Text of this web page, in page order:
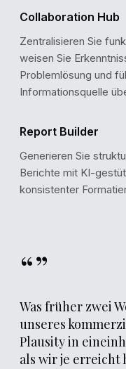
Collaboration Hub
Zentralisieren Sie
weisen Sie
Problemlösung und
Informationsquelle
Report Builder
Generieren Sie
Berichte mit KI-
konsistenter
“”
Was früher zwei
unseres
Plausity in
als wir je erreicht